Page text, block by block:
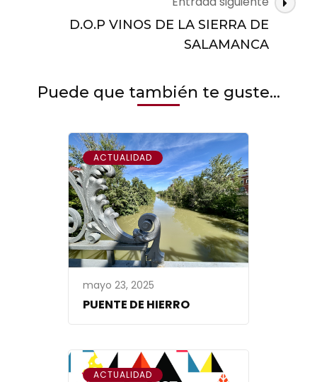
D.O.P VINOS DE LA SIERRA DE
SALAMANCA
Puede que también te guste...
ACTUALIDAD
mayo 23, 2025
PUENTE DE HIERRO
ACTUALIDAD